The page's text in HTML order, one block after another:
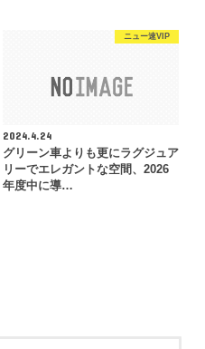
ニュー速VIP
2024.4.24
グリーン車よりも更にラグジュア
リーでエレガントな空間、2026
年度中に導…